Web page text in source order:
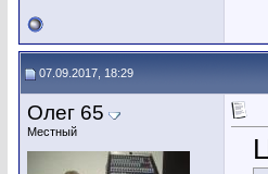
07.09.2017, 18:29
Олег 65
Местный